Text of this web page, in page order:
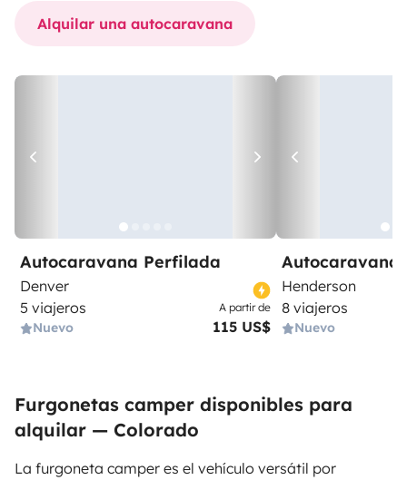
Alquilar una autocaravana
Autocaravana Perfilada
Denver
5 viajeros
Nuevo
A partir de
115 US$
Autocaravana
Henderson
8 viajeros
Nuevo
Furgonetas camper disponibles para
alquilar — Colorado
La furgoneta camper es el vehículo versátil por